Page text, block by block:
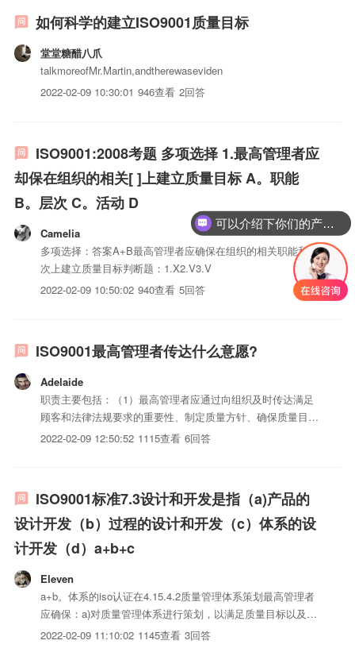
如何科学的建立ISO9001质量目标
堂堂糖醋八爪
talkmoreofMr.Martin,andtherewaseviden
2022-02-09 10:30:01 946查看 2回答
ISO9001:2008考题 多项选择 1.最高管理者应
却保在组织的相关[ ]上建立质量目标 A。职能
B。层次 C。活动 D
Camelia
多项选择：答案A+B最高管理者应确保在组织的相关职能和层
次上建立质量目标判断题：1.X2.V3.V
2022-02-09 10:50:02 940查看 5回答
ISO9001最高管理者传达什么意愿?
Adelaide
职责主要包括：（1）最高管理者应通过向组织及时传达满足
顾客和法律法规要求的重要性、制定质量方针、确保质量目标
的制定、进行管理评审、确保资源的获得等活动，对建立、实
2022-02-09 12:50:52 1115查看 6回答
ISO9001标准7.3设计和开发是指（a)产品的
设计开发（b）过程的设计和开发（c）体系的设
计开发（d）a+b+c
Eleven
a+b。体系的iso认证在4.15.4.2质量管理体系策划最高管理者
应确保：a)对质量管理体系进行策划，以满足质量目标以及4.1
的要求。b)在对质量管理体系的申报进行策划和实施时，保持
2022-02-09 11:10:02 1145查看 3回答
可以介绍下你们的产品么？